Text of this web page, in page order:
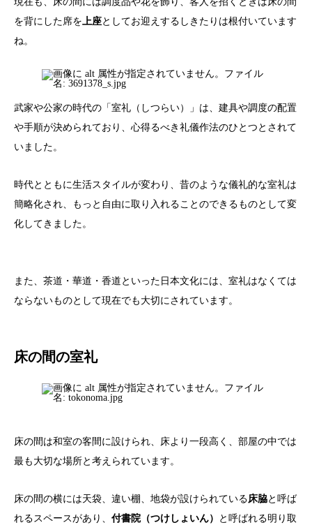
を背にした席を 上座としてお迎えするしきたりは根付いています
ね。
武家や公家の時代の「室礼（しつらい）」は、建具や調度の配置
や手順が決められており、心得るべき礼儀作法のひとつとされて
いました。
時代とともに生活スタイルが変わり、昔のような儀礼的な室礼は
簡略化され、もっと自由に取り入れることのできるものとして変
化してきました。
また、茶道・華道・香道といった日本文化には、室礼はなくては
ならないものとして現在でも大切にされています。
床の間の室礼
床の間は和室の客間に設けられ、床より一段高く、部屋の中では
最も大切な場所と考えられています。
床の間の横には天袋、違い棚、地袋が設けられている床脇と呼ば
れるスペースがあり、 付書院（つけしょいん）
と呼ばれる明り取